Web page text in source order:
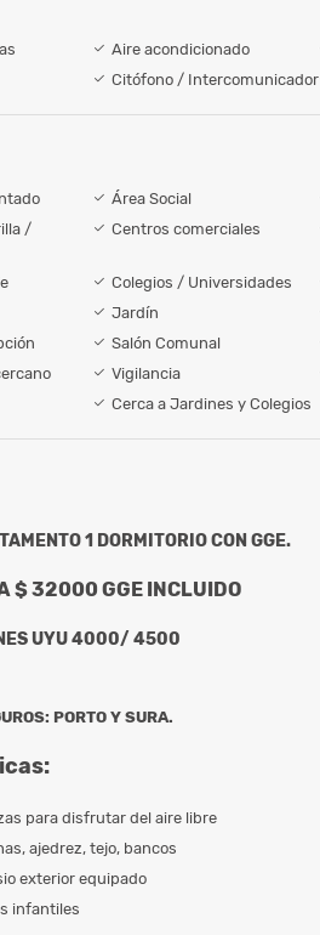
Aire acondicionado
Citófono / Intercomunicador
Área Social
/
Centros comerciales
Colegios / Universidades
Jardín
Salón Comunal
Vigilancia
Cerca a Jardines y Colegios
1 DORMITORIO CON GGE.
$ 32000 GGE INCLUIDO
UYU 4000/ 4500
PORTO Y SURA.
para disfrutar del aire libre
ajedrez, tejo, bancos
exterior equipado
infantiles